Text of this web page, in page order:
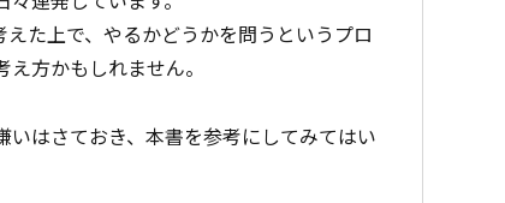
た上で、やるかどうかを問うというプロ
方かもしれません。
はさておき、本書を参考にしてみてはい